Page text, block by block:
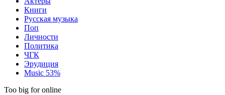
Книги
Русская музыка
Поп
Личности
Политика
ЧГК
Эрудиция
Music 53%
Too big for online